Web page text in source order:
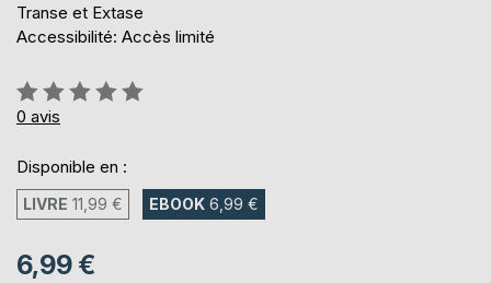
Transe et Extase
Accessibilité: Accès limité
Évaluation:
0%
0 avis
Disponible en :
LIVRE 11,99 € EBOOK 6,99 €
6,99 €